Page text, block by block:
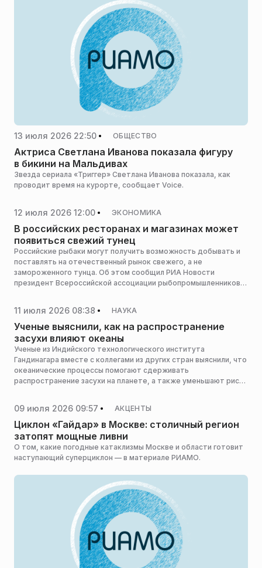
13 июля 2026 22:50 ОБЩЕСТВО
Актриса Светлана Иванова показала фигуру
в бикини на Мальдивах
Звезда сериала «Триггер» Светлана Иванова показала, как
проводит время на курорте, сообщает Voice.
12 июля 2026 12:00 ЭКОНОМИКА
В российских ресторанах и магазинах может
появиться свежий тунец
Российские рыбаки могут получить возможность добывать и
поставлять на отечественный рынок свежего, а не
замороженного тунца. Об этом сообщил РИА Новости
президент Всероссийской ассоциации рыбопромышленников
11 июля 2026 08:38 НАУКА
Ученые выяснили, как на распространение
засухи влияют океаны
Ученые из Индийского технологического института
Гандинагара вместе с коллегами из других стран выяснили, что
океанические процессы помогают сдерживать
распространение засухи на планете, а также уменьшают риск
09 июля 2026 09:57 АКЦЕНТЫ
Циклон «Гайдар» в Москве: столичный регион
затопят мощные ливни
О том, какие погодные катаклизмы Москве и области готовит
наступающий суперциклон — в материале РИАМО.